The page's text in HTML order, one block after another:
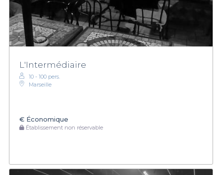
L'Intermédiaire
10 - 100 pers.
Marseille
€ Économique
Établissement non réservable